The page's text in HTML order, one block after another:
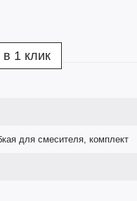
в 1 клик
для смесителя, комплект